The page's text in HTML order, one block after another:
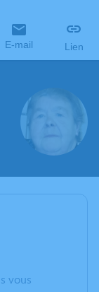
E-mail Lien
vous